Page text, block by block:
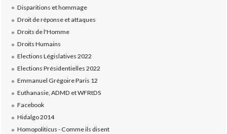
Disparitions et hommage
Droit de réponse et attaques
Droits de l'Homme
Droits Humains
Elections Législatives 2022
Elections Présidentielles 2022
Emmanuel Grégoire Paris 12
Euthanasie, ADMD et WFRtDS
Facebook
Hidalgo 2014
Homopoliticus - Comme ils disent